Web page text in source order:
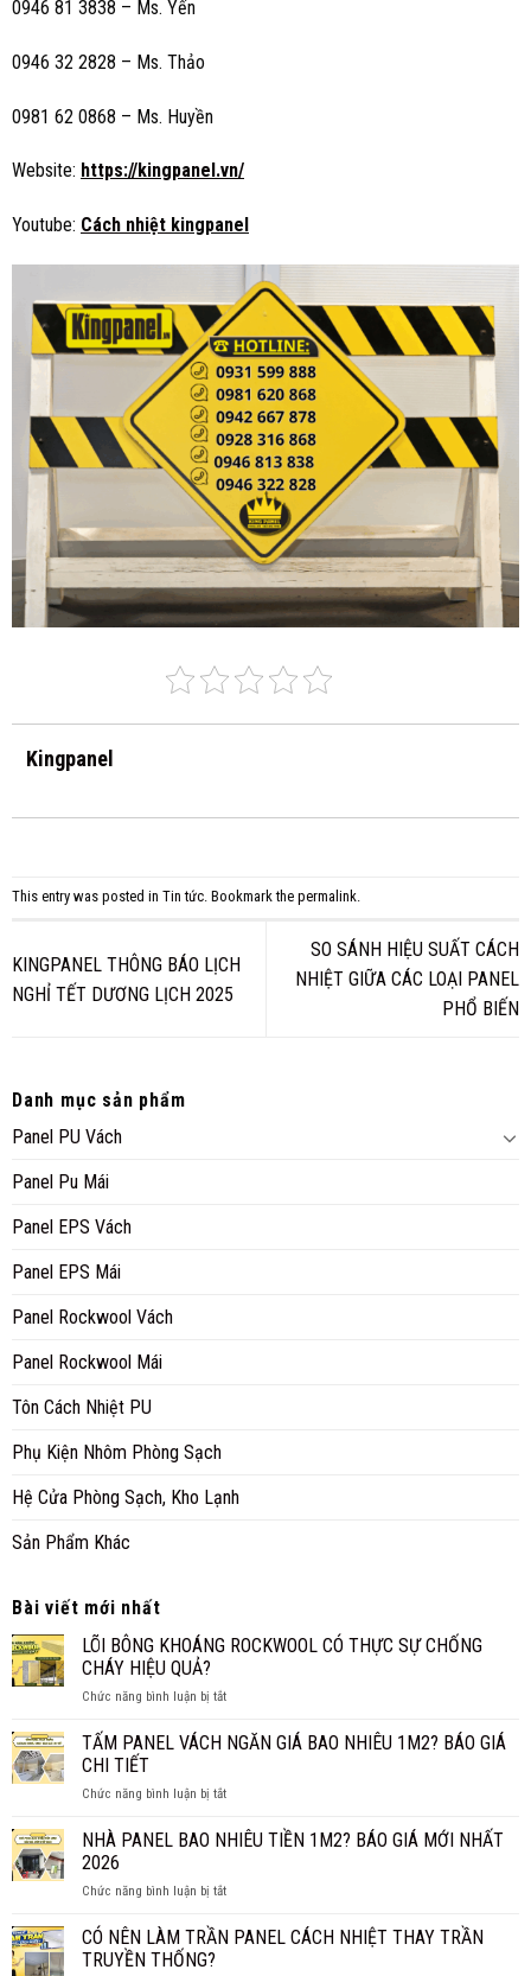
0946 81 3838 – Ms. Yến
0946 32 2828 – Ms. Thảo
0981 62 0868 – Ms. Huyền
Website: https://kingpanel.vn/
Youtube: Cách nhiệt kingpanel
Kingpanel
This entry was posted in Tin tức. Bookmark the permalink.
KINGPANEL THÔNG BÁO LỊCH
NGHỈ TẾT DƯƠNG LỊCH 2025
SO SÁNH HIỆU SUẤT CÁCH
NHIỆT GIỮA CÁC LOẠI PANEL
PHỔ BIẾN
Danh mục sản phẩm
Panel PU Vách
Panel Pu Mái
Panel EPS Vách
Panel EPS Mái
Panel Rockwool Vách
Panel Rockwool Mái
Tôn Cách Nhiệt PU
Phụ Kiện Nhôm Phòng Sạch
Hệ Cửa Phòng Sạch, Kho Lạnh
Sản Phẩm Khác
Bài viết mới nhất
LÕI BÔNG KHOÁNG ROCKWOOL CÓ THỰC SỰ CHỐNG
CHÁY HIỆU QUẢ?
Chức năng bình luận bị tắtở
BÔNG
CÓ
SỰ
HIỆU
TẤM PANEL VÁCH NGĂN GIÁ BAO NHIÊU 1M2? BÁO GIÁ
CHI TIẾT
Chức năng bình luận bị tắtở
PANEL
GIÁ
NHIÊU
NHÀ PANEL BAO NHIÊU TIỀN 1M2? BÁO GIÁ MỚI NHẤT
2026
Chức năng bình luận bị tắtở
PANEL
CÓ NÊN LÀM TRẦN PANEL CÁCH NHIỆT THAY TRẦN
TRUYỀN THỐNG?